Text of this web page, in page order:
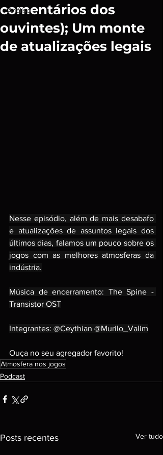
Análise
comentários dos
ouvintes); Um monte
de atualizações legais
Nesse episódio, além de mais desabafo
e atualizações de assuntos legais dos
últimos dias, falamos um pouco sobre os
jogos com as melhores atmosferas da
indústria.
Música de encerramento: The Spine -
Transistor OST
Integrantes: @Ceythian @Murilo_Valim
Ouça no seu agregador favorito!
Atmosfera nos jogos
Podcast
Posts recentes Ver tudo